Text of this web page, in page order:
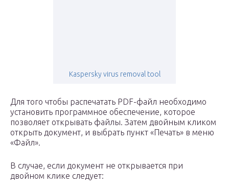
Kaspersky virus removal tool
Для того чтобы распечатать PDF-файл необходимо
установить программное обеспечение, которое
позволяет открывать файлы. Затем двойным кликом
открыть документ, и выбрать пункт «Печать» в меню
«Файл».
В случае, если документ не открывается при
двойном клике следует: